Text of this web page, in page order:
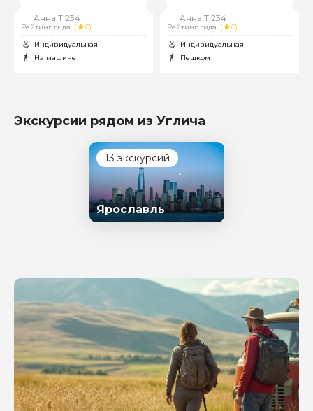
Анна.Т 234
Рейтинг гида (
0)
Индивидуальная
На машине
Анна.Т 234
Рейтинг гида (
0)
Индивидуальная
Пешком
Экскурсии рядом из Углича
13 экскурсий
Ярославль
Задайте свой вопрос гиду
Как вас зовут
Ваша электронная почта